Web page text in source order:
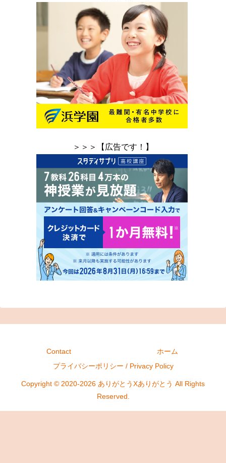
＞＞＞【広告です！】
Contact
ホーム
プライバシーポリシー / Privacy Policy
Copyright © 2020-2026 ありがとうXありがとう All Rights
Reserved.